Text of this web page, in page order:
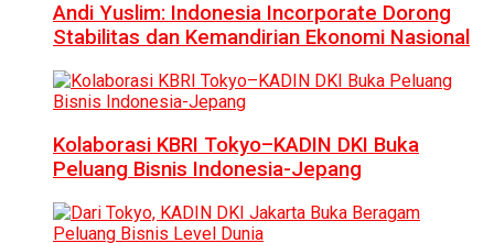
Andi Yuslim: Indonesia Incorporate Dorong
Stabilitas dan Kemandirian Ekonomi Nasional
Kolaborasi KBRI Tokyo–KADIN DKI Buka
Peluang Bisnis Indonesia-Jepang